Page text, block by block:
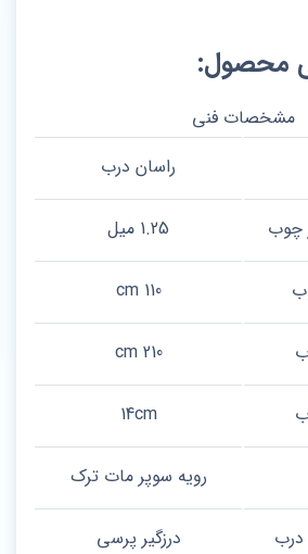
محصول:
مشخصات فنی
راسان درب
چوب 1.25 میل
110 cm
210 cm
14cm
رویه سوپر مات ترک
درب درزگیر پرسی